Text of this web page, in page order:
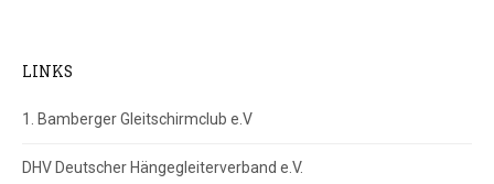
LINKS
1. Bamberger Gleitschirmclub e.V
DHV Deutscher Hängegleiterverband e.V.